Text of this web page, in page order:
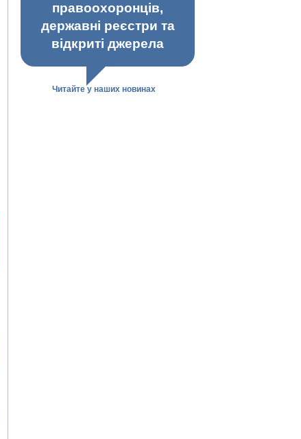
правоохоронців,
державні реєстри та
відкриті джерела
Читайте у наших новинах